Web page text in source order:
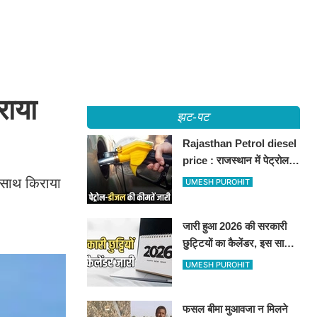
किराया
झट-पट
Rajasthan Petrol diesel
price : राजस्थान में पेट्रोल-
डीजल की कीमतें जारी, जानिए
UMESH PUROHIT
जारी हुआ 2026 की सरकारी
छुट्टियों का कैलेंडर, इस साल
कई बार मिलेगा लगातार
UMESH PUROHIT
फसल बीमा मुआवजा न मिलने